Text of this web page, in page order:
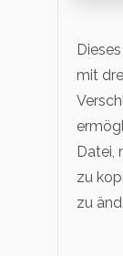
mit
Datei,
zu
zu